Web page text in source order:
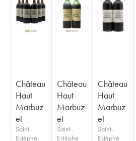
Château
Haut
Marbuz
et
Saint-
Estèphe
Château
Haut
Marbuz
et
Saint-
Estèphe
Château
Haut
Marbuz
et
Saint-
Estèphe